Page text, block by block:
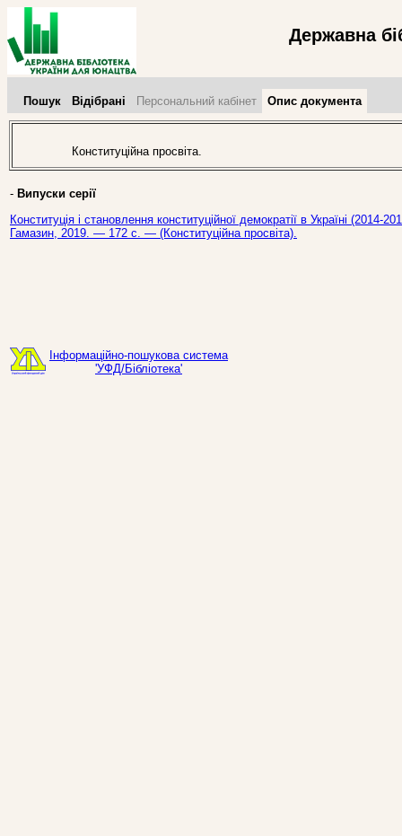
Державна
Пошук Відібрані Персональний кабінет Опис документа
Конституційна просвіта.
- Випуски серії
Конституція і становлення конституційної демократії в Україні
Гамазин, 2019. — 172 с. — (Конституційна просвіта).
Інформаційно-пошукова система
'УФД/Бібліотека'